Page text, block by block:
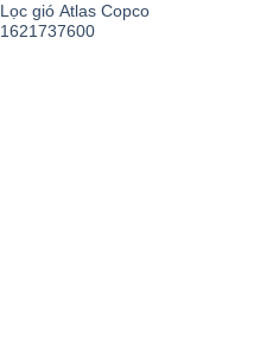
Lọc gió Atlas Copco
1621737600